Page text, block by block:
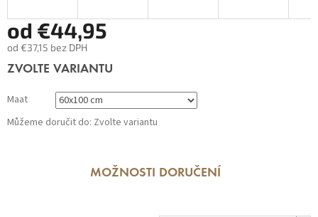
od €44,95
od €37,15 bez DPH
Měrná
ZVOLTE VARIANTU
Maat
Můžeme doručit do: Zvolte variantu
MOŽNOSTI DORUČENÍ